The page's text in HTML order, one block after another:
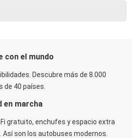
con el mundo
Descubre más de 8.000
de 40 países.
en marcha
gratuito, enchufes y espacio extra
Así son los autobuses modernos.